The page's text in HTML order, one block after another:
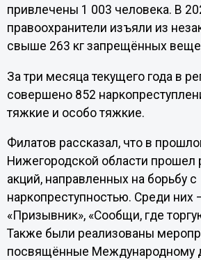
привлечены 1 003 человека. В
правоохранители изъяли из
свыше 263 кг запрещённых
За три месяца текущего года в
совершено 852
тяжкие и особо тяжкие.
Филатов рассказал, что в
Нижегородской области прошел
акций, направленных на борьбу с
наркопреступностью. Среди них
«Призывник», «Сообщи, где
Также были реализованы
посвящённые Международному